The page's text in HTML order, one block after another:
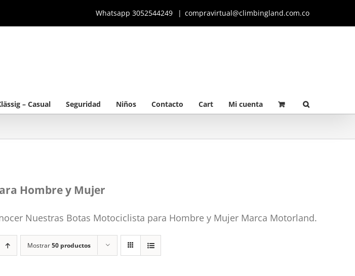
Whatsapp 3052544249 | compravirtual@climbingland.com.co
– Casual Seguridad Niños Contacto Cart Mi cuenta
Hombre y Mujer
Nuestras Botas Motociclista para Hombre y Mujer Marca Motorland.
Mostrar50 productos